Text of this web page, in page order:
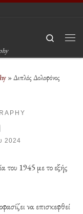
Search
»Διπλός Δολοφόνος
2024
του 1945 με το εξής
να επισκεφθεί